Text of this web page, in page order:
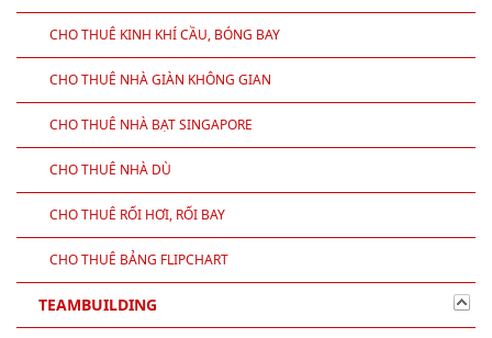
CHO THUÊ KINH KHÍ CẦU, BÓNG BAY
CHO THUÊ NHÀ GIÀN KHÔNG GIAN
CHO THUÊ NHÀ BẠT SINGAPORE
CHO THUÊ NHÀ DÙ
CHO THUÊ RỐI HƠI, RỐI BAY
CHO THUÊ BẢNG FLIPCHART
TEAMBUILDING